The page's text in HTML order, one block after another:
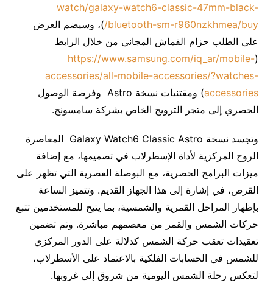
watch/galaxy-watch6-classic-47mm-black-
bluetooth-sm-r960nzkhmea/buy/ )، وسيضم العرض
على الطلب حزام القماش المجاني من خلال الرابط
(
https://www.samsung.com/iq_ar/mobile-
accessories/all-mobile-accessories/?watches-
accessories
) ومقتنيات نسخة Astro وفرصة الوصول
الحصري إلى متجر الترويج الخاص بشركة سامسونج.
وتجسد نسخة Galaxy Watch6 Classic Astro المعاصرة
الروح المركزية لأداة الإسطرلاب في تصميمها، مع إضافة
ميزات البرامج الحصرية، مع البوصلة العصرية التي تظهر على
القرص، في إشارة إلى هذا الجهاز القديم. وتتميز الساعة
بإظهار المراحل القمرية والشمسية، بما يتيح للمستخدمين تتبع
حركات الشمس والقمر من معصمهم مباشرة. وتم تضمين
تعقيدات تعقب حركة الشمس كدلالة على الدور المركزي
للشمس في الحسابات الفلكية بالاعتماد على الأسطرلاب،
لتعكس رحلة الشمس اليومية من شروق إلى غروبها.